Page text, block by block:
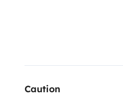
Caution